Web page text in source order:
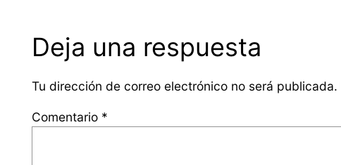
Deja una respuesta
Tu dirección de correo electrónico no será publicada.
Comentario *